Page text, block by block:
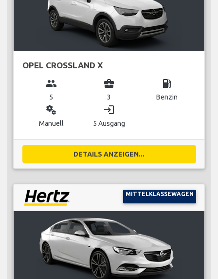
OPEL CROSSLAND X
group
5
business_center
3
local_gas_station
Benzin
miscellaneous_services
Manuell
login
5 Ausgang
DETAILS ANZEIGEN...
MITTELKLASSEWAGEN